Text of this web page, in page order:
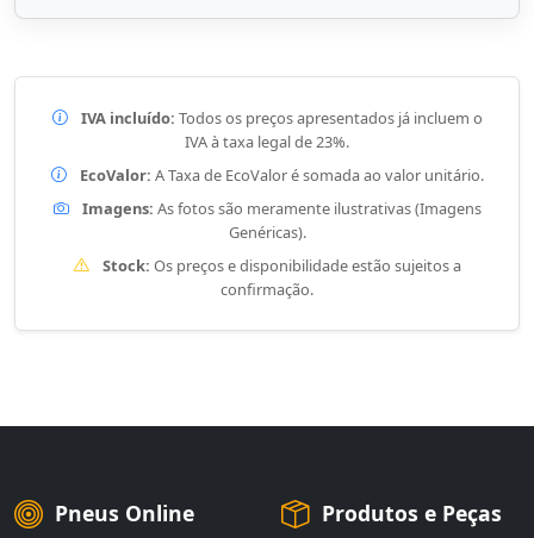
IVA incluído: Todos os preços apresentados já incluem o
IVA à taxa legal de 23%.
EcoValor: A Taxa de EcoValor é somada ao valor unitário.
Imagens: As fotos são meramente ilustrativas (Imagens
Genéricas).
Stock: Os preços e disponibilidade estão sujeitos a
confirmação.
Pneus Online Produtos e Peças